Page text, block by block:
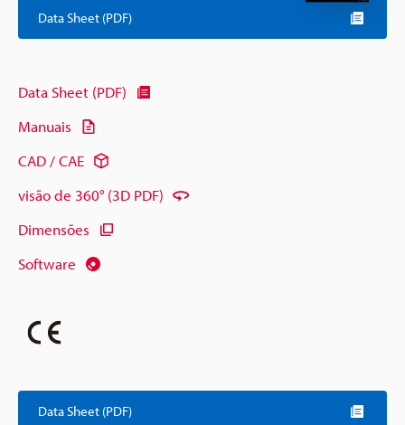
Data Sheet (PDF)
Data Sheet (PDF)
Manuais
CAD / CAE
visão de 360° (3D PDF)
Dimensões
Software
Data Sheet (PDF)